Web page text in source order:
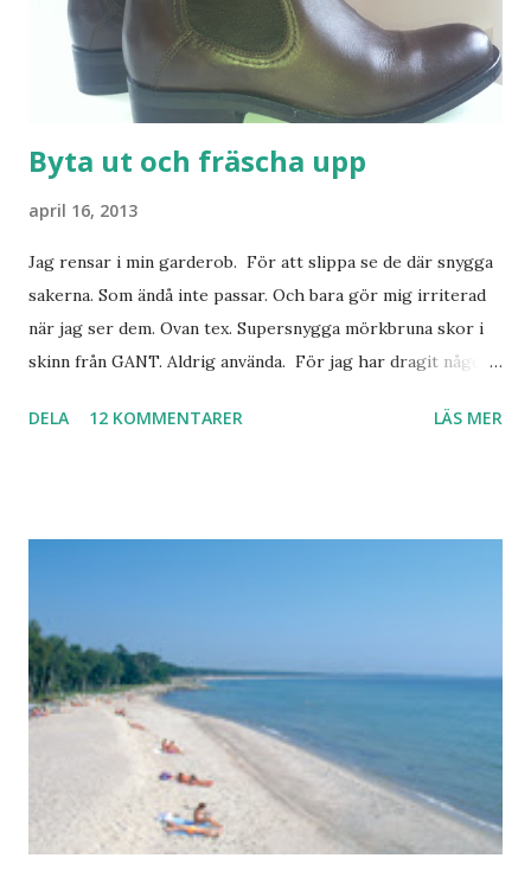
Byta ut och fräscha upp
april 16, 2013
Jag rensar i min garderob. För att slippa se de där snygga
sakerna. Som ändå inte passar. Och bara gör mig irriterad
när jag ser dem. Ovan tex. Supersnygga mörkbruna skor i
skinn från GANT. Aldrig använda. För jag har dragit någon
sköna. Stilrena. Snygga. Jag har sorterat ut klänningar som
Rester med några tjejkompisar. Ska bli underbart. Men det
behöver jag nog inte säga.
DELA 12 KOMMENTARER LÄS MER